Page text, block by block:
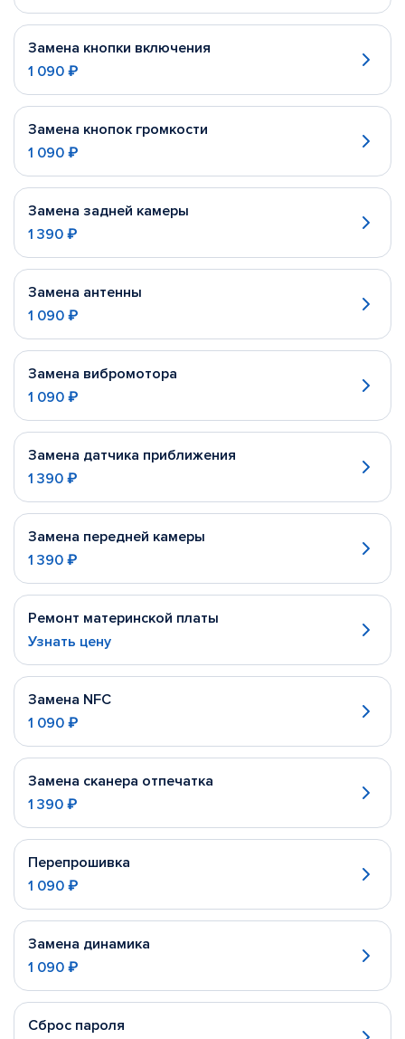
Замена кнопки включения
1 090 ₽
Замена кнопок громкости
1 090 ₽
Замена задней камеры
1 390 ₽
Замена антенны
1 090 ₽
Замена вибромотора
1 090 ₽
Замена датчика приближения
1 390 ₽
Замена передней камеры
1 390 ₽
Ремонт материнской платы
Узнать цену
Замена NFC
1 090 ₽
Замена сканера отпечатка
1 390 ₽
Перепрошивка
1 090 ₽
Замена динамика
1 090 ₽
Сброс пароля